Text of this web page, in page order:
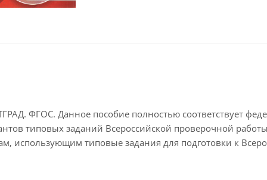
ФГОС. Данное пособие полностью соответствует
типовых заданий Всероссийской проверочной
использующим типовые задания для подготовки к